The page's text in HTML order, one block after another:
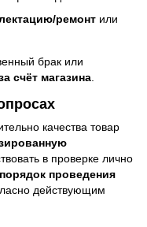
ремонт или
брак или
счёт магазина
качества товар
в проверке лично
проведения
действующим